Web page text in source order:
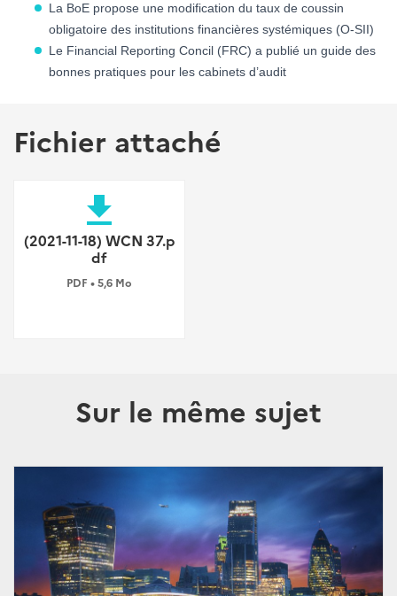
La BoE propose une modification du taux de coussin
obligatoire des institutions financières systémiques (O-SII)
Le Financial Reporting Concil (FRC) a publié un guide des
bonnes pratiques pour les cabinets d’audit
Fichier attaché
file_download
(2021-11-18) WCN 37.p
df
PDF • 5,6 Mo
Sur le même sujet